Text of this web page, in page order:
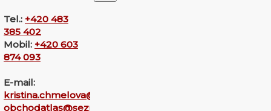
Tel.: +420 483
385 402
Mobil: +420 603
874 093
E-mail:
kristina.chmelova@seznam.cz
obchodatlas@seznam.cz